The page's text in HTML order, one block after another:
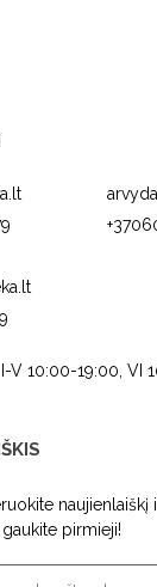
V 10:00-19:00, VI
naujienlaiškį
pirmieji!